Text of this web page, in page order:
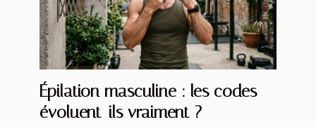
Épilation masculine : les codes
évoluent-ils vraiment ?